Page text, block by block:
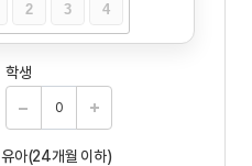
2 3 4
학생
유아(24개월 이하)